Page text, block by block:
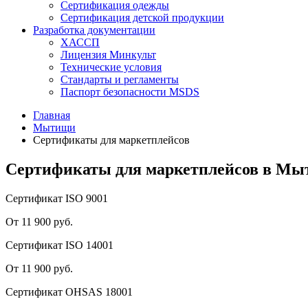
Сертификация одежды
Сертификация детской продукции
Разработка документации
ХАССП
Лицензия Минкульт
Технические условия
Стандарты и регламенты
Паспорт безопасности MSDS
Главная
Мытищи
Сертификаты для маркетплейсов
Сертификаты для маркетплейсов в
Сертификат ISO 9001
От 11 900 руб.
Сертификат ISO 14001
От 11 900 руб.
Сертификат OHSAS 18001